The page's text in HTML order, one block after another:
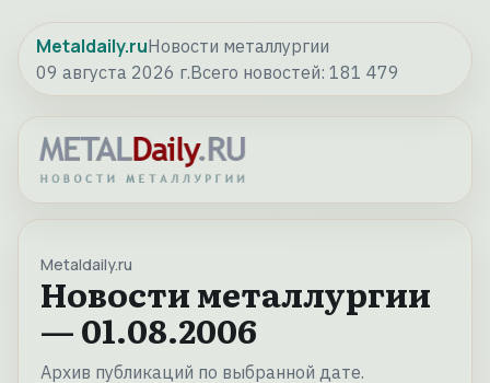
Metaldaily.ruНовости металлургии
09 августа 2026 г.Всего новостей: 181 479
Metaldaily.ru
Новости металлургии
— 01.08.2006
Архив публикаций по выбранной дате.